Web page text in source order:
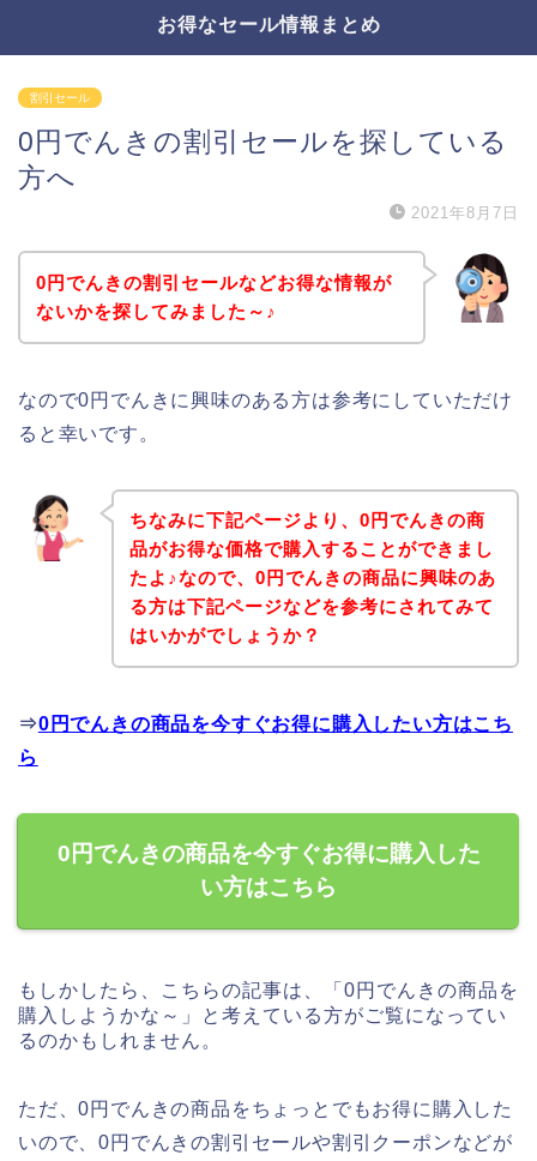
お得なセール情報まとめ
割引セール
0円でんきの割引セールを探している
方へ
2021年8月7日
0円でんきの割引セールなどお得な情報が
ないかを探してみました～♪
なので0円でんきに興味のある方は参考にしていただけ
ると幸いです。
ちなみに下記ページより、0円でんきの商
品がお得な価格で購入することができまし
たよ♪なので、0円でんきの商品に興味のあ
る方は下記ページなどを参考にされてみて
はいかがでしょうか？
⇒0円でんきの商品を今すぐお得に購入したい方はこち
ら
0円でんきの商品を今すぐお得に購入した
い方はこちら
もしかしたら、こちらの記事は、「0円でんきの商品を
購入しようかな～」と考えている方がご覧になってい
るのかもしれません。
ただ、0円でんきの商品をちょっとでもお得に購入した
いので、0円でんきの割引セールや割引クーポンなどが